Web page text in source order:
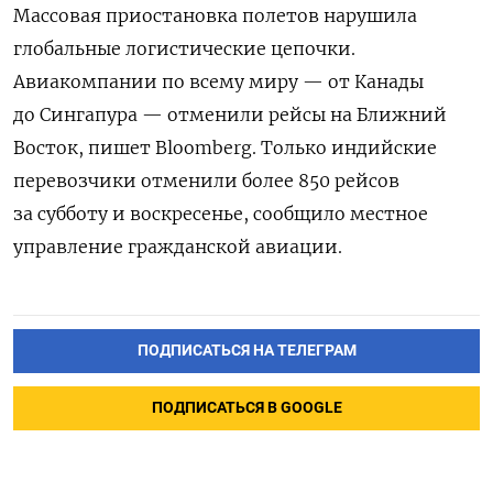
Массовая приостановка полетов нарушила
глобальные логистические цепочки.
Авиакомпании по всему миру — от Канады
до Сингапура — отменили рейсы на Ближний
Восток, пишет Bloomberg. Только индийские
перевозчики отменили более 850 рейсов
за субботу и воскресенье, сообщило местное
управление гражданской авиации.
ПОДПИСАТЬСЯ НА ТЕЛЕГРАМ
ПОДПИСАТЬСЯ В GOOGLE